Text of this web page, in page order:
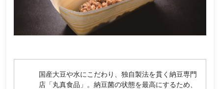
国産大豆や水にこだわり、独自製法を貫く納豆専門
店「丸真食品」。納豆菌の状態を最高にするため、